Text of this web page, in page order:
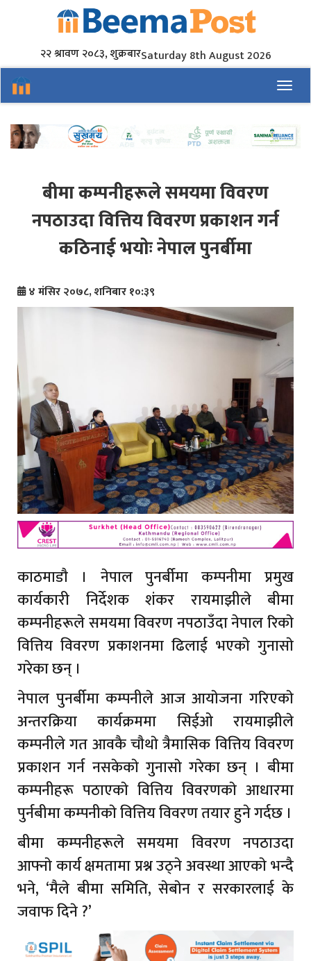
२२ श्रावण २०८३, शुक्रबारSaturday 8th August 2026
बीमा कम्पनीहरूले समयमा विवरण
नपठाउदा वित्तिय विवरण प्रकाशन गर्न
कठिनाई भयाेः नेपाल पुनर्बीमा
४ मंसिर २०७८, शनिबार १०:३९
काठमाडाै । नेपाल पुनर्बीमा कम्पनीमा प्रमुख
कार्यकारी निर्देशक शंकर रायमाझीले बीमा
कम्पनीहरूले समयमा विवरण नपठाउँदा नेपाल रिकाे
वित्तिय विवरण प्रकाशनमा ढिलाई भएकाे गुनासाे
गरेका छन् ।
नेपाल पुनर्बीमा कम्पनीले आज आयाेजना गरिएकाे
अन्तरक्रिया कार्यक्रममा सिईओ रायमाझीले
कम्पनीले गत आवकै चाैथाे त्रैमासिक वित्तिय विवरण
प्रकाशन गर्न नसकेकाे गुनासाे गरेका छन् । बीमा
कम्पनीहरू पठाएकाे वित्तिय विवरणकाे आधारमा
पुर्नबीमा कम्पनीकाे वित्तिय विवरण तयार हुने गर्दछ ।
बीमा कम्पनीहरूले समयमा विवरण नपठाउदा
आफ्नाे कार्य क्षमतामा प्रश्न उठ्ने अवस्था आएकाे भन्दै
भने, ‘मैले बीमा समिति, सेबाेन र सरकारलाई के
जवाफ दिने ?’